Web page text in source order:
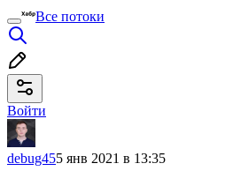
Все потоки
Войти
debug455 янв 2021 в 13:35